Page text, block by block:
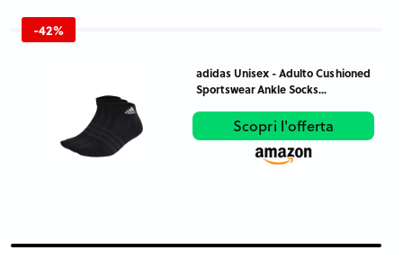
-42%
adidas Unisex - Adulto Cushioned
Sportswear Ankle Socks...
Scopri l'offerta